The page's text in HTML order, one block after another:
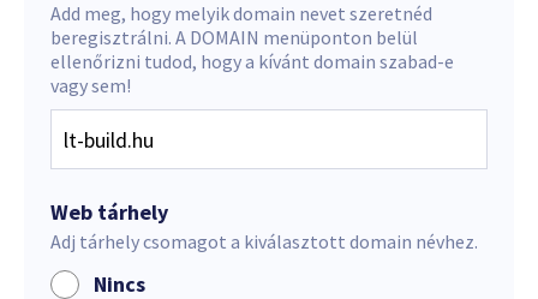
Add meg, hogy melyik domain nevet szeretnéd
beregisztrálni. A DOMAIN menüponton belül
ellenőrizni tudod, hogy a kívánt domain szabad-e
vagy sem!
Web tárhely
Adj tárhely csomagot a kiválasztott domain névhez.
Nincs